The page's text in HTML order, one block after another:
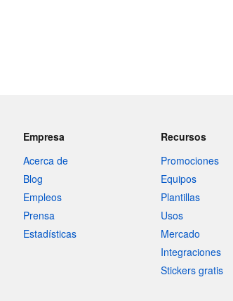
Empresa
Acerca de
Blog
Empleos
Prensa
Estadísticas
Recursos
Promociones
Equipos
Plantillas
Usos
Mercado
Integraciones
Stickers gratis